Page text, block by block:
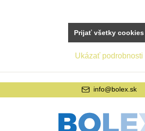
info@bolex.sk
Ukázať podrobnosti
Prijať všetky cookies